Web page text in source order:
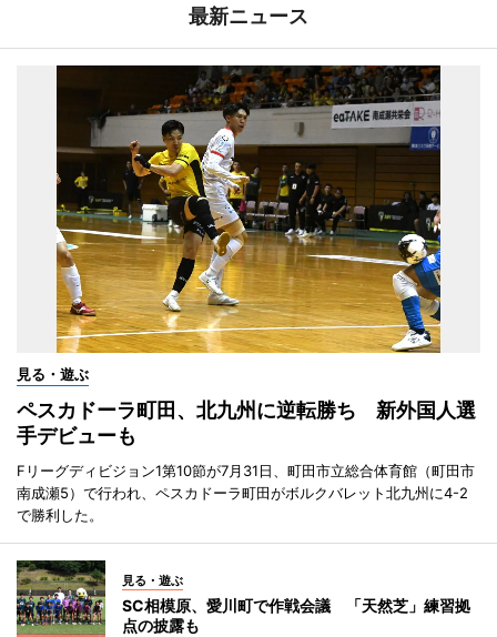
最新ニュース
見る・遊ぶ
ペスカドーラ町田、北九州に逆転勝ち 新外国人選
手デビューも
Fリーグディビジョン1第10節が7月31日、町田市立総合体育館（町田市
南成瀬5）で行われ、ペスカドーラ町田がボルクバレット北九州に4-2
で勝利した。
見る・遊ぶ
SC相模原、愛川町で作戦会議 「天然芝」練習拠
点の披露も